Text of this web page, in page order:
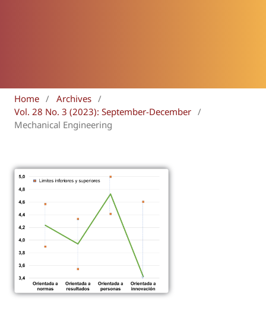
Home / Archives /
Vol. 28 No. 3 (2023): September-December /
Mechanical Engineering